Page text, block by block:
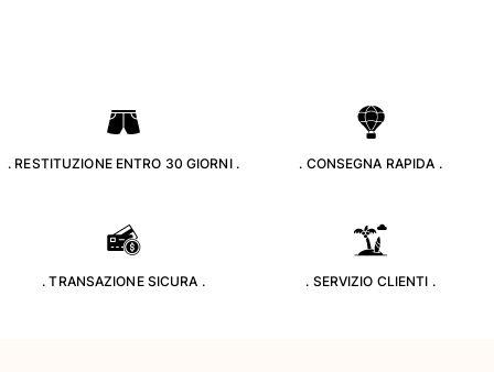
Costumi Interi
Rashguard
Slip Mare
. RESTITUZIONE ENTRO 30 GIORNI . . CONSEGNA RAPIDA .
. TRANSAZIONE SICURA . . SERVIZIO CLIENTI .